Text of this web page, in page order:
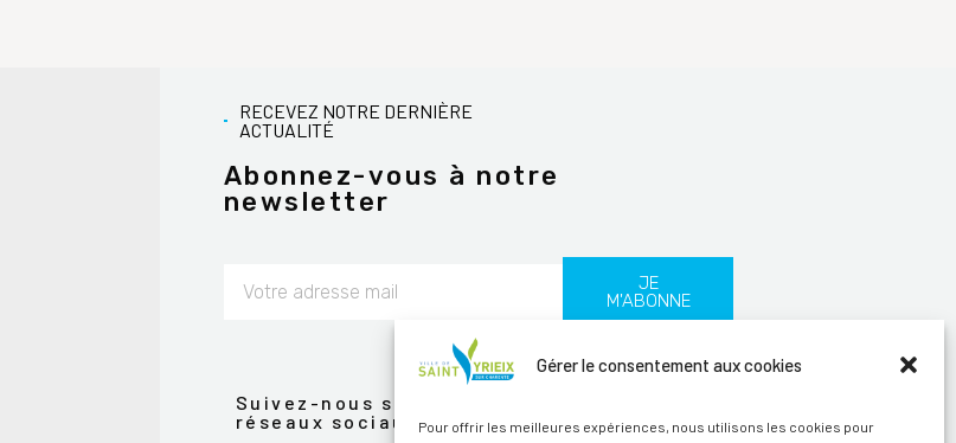
Gérer le consentement aux cookies
Pour offrir les meilleures expériences, nous utilisons les cookies pour
RECEVEZ NOTRE DERNIÈRE
ACTUALITÉ
Abonnez-vous à notre
newsletter
JE
M'ABONNE
Suivez-nous sur les
réseaux sociaux